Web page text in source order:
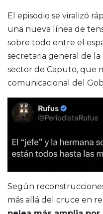
El episodio se viralizó
una nueva línea de
sobre todo entre el
secretaria general de la
sector de Caputo, que
comunicacional del
Según
más allá del cruce en